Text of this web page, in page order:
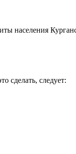
населения
сделать, следует: